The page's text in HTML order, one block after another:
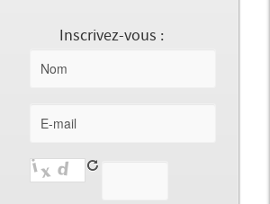
Inscrivez-vous :